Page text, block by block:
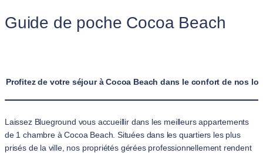
Guide de poche Cocoa Beach
Profitez de votre séjour à Cocoa Beach dans le confort de nos
Laissez Blueground vous accueillir dans les meilleurs appartements
de 1 chambre à Cocoa Beach. Situées dans les quartiers les plus
prisés de la ville, nos propriétés gérées professionnellement rendent